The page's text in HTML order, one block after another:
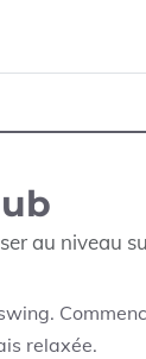
au niveau
relaxée.